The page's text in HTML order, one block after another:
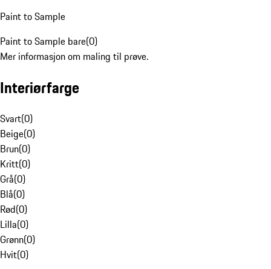
Paint to Sample
Paint to Sample bare(0)
Mer informasjon om maling til prøve.
Interiørfarge
Svart(0)
Beige(0)
Brun(0)
Kritt(0)
Grå(0)
Blå(0)
Rød(0)
Lilla(0)
Grønn(0)
Hvit(0)